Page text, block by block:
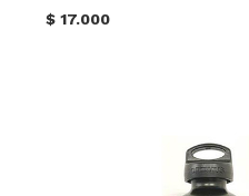
$17.000